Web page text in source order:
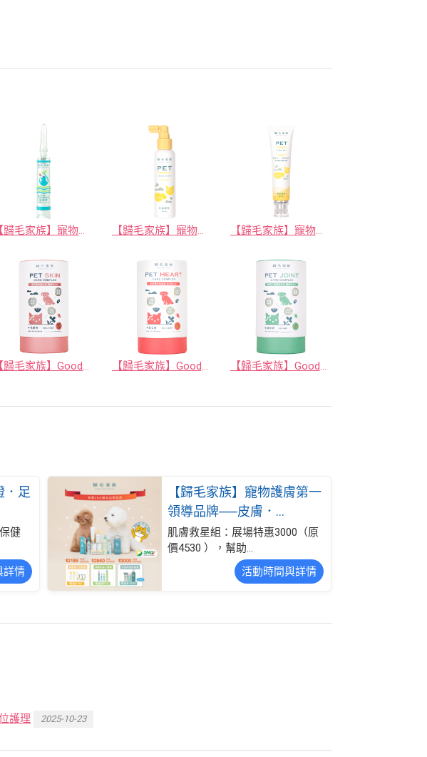
【歸毛家族】寵物萌耳保衛－萌耳靈 【歸毛家族】寵物一口好牙－齒留香 益菌口腔液 【歸毛家族】寵物一口好牙－齦來健康護齒凝膠
【歸毛家族】Good寶系列寵物保健品－美膚寶 30包/盒 【歸毛家族】Good寶系列寵物保健品－護心寶 30包/盒 【歸毛家族】Good寶系列寵物保健品－關節寶 30包/盒
．足
健
詳情
【歸毛家族】寵物護膚第一
領導品牌──皮膚．...
肌膚救星組：展場特惠3000（原
價4530 ），幫助...
活動時間與詳情
護理 2025-10-23